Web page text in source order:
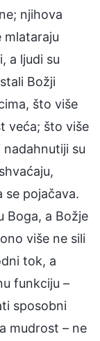
njihova
mlataraju
a ljudi su
Božji
što više
veća; što više
su
se pojačava.
Boga, a Božje
više ne sili
tok, a
funkciju –
sposobni
mudrost – ne